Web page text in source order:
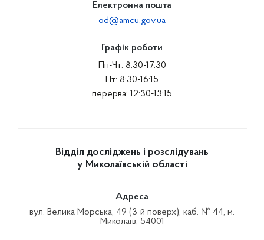
Електронна пошта
od@amcu.gov.ua
Графік роботи
Пн-Чт: 8:30-17:30
Пт: 8:30-16:15
перерва: 12:30-13:15
Відділ досліджень і розслідувань
у Миколаївській області
Адреса
вул. Велика Морська, 49 (3-й поверх), каб. № 44, м.
Миколаїв, 54001